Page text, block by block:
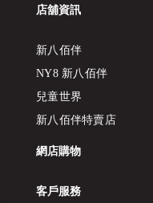
店舖資訊
新八佰伴
NY8 新八佰伴
兒童世界
新八佰伴特賣店
網店購物
客戶服務